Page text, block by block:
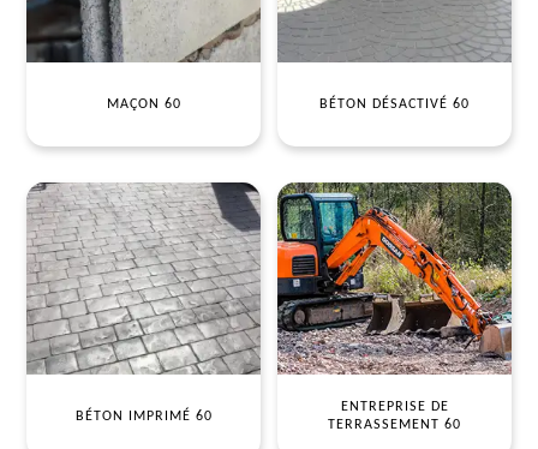
MAÇON 60 BÉTON DÉSACTIVÉ 60
BÉTON IMPRIMÉ 60
ENTREPRISE DE
TERRASSEMENT 60